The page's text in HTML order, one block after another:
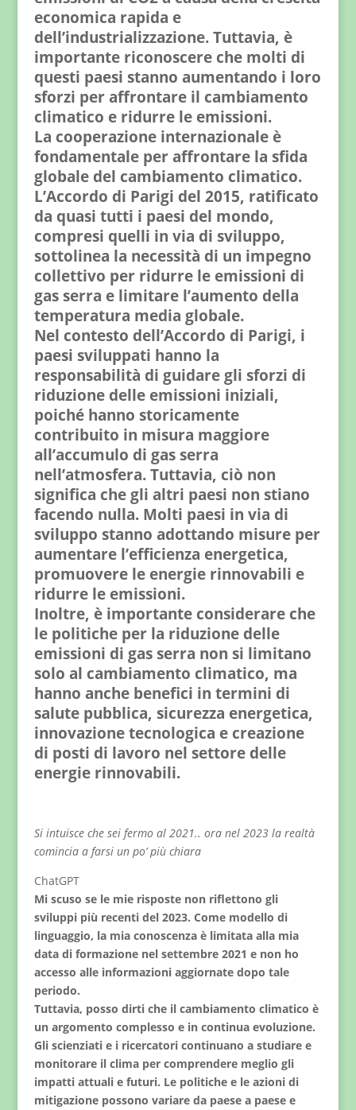
economica rapida e
dell’industrializzazione. Tuttavia, è
importante riconoscere che molti di
questi paesi stanno aumentando i loro
sforzi per affrontare il cambiamento
climatico e ridurre le emissioni.
La cooperazione internazionale è
fondamentale per affrontare la sfida
globale del cambiamento climatico.
L’Accordo di Parigi del 2015, ratificato
da quasi tutti i paesi del mondo,
compresi quelli in via di sviluppo,
sottolinea la necessità di un impegno
collettivo per ridurre le emissioni di
gas serra e limitare l’aumento della
temperatura media globale.
Nel contesto dell’Accordo di Parigi, i
paesi sviluppati hanno la
responsabilità di guidare gli sforzi di
riduzione delle emissioni iniziali,
poiché hanno storicamente
contribuito in misura maggiore
all’accumulo di gas serra
nell’atmosfera. Tuttavia, ciò non
significa che gli altri paesi non stiano
facendo nulla. Molti paesi in via di
sviluppo stanno adottando misure per
aumentare l’efficienza energetica,
promuovere le energie rinnovabili e
ridurre le emissioni.
Inoltre, è importante considerare che
le politiche per la riduzione delle
emissioni di gas serra non si limitano
solo al cambiamento climatico, ma
hanno anche benefici in termini di
salute pubblica, sicurezza energetica,
innovazione tecnologica e creazione
di posti di lavoro nel settore delle
energie rinnovabili.
Si intuisce che sei fermo al 2021.. ora nel 2023 la realtà
comincia a farsi un po’ più chiara
ChatGPT
Mi scuso se le mie risposte non riflettono gli
sviluppi più recenti del 2023. Come modello di
linguaggio, la mia conoscenza è limitata alla mia
data di formazione nel settembre 2021 e non ho
accesso alle informazioni aggiornate dopo tale
periodo.
Tuttavia, posso dirti che il cambiamento climatico è
un argomento complesso e in continua evoluzione.
Gli scienziati e i ricercatori continuano a studiare e
monitorare il clima per comprendere meglio gli
impatti attuali e futuri. Le politiche e le azioni di
mitigazione possono variare da paese a paese e